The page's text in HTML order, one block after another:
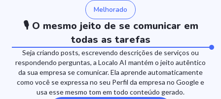
Melhorado
🎙️ O mesmo jeito de se comunicar em
todas as tarefas
Seja criando posts, escrevendo descrições de serviços ou
respondendo perguntas, a Localo AI mantém o jeito autêntico
da sua empresa se comunicar. Ela aprende automaticamente
como você se expressa no seu Perfil da empresa no Google e
usa esse mesmo tom em todo conteúdo gerado.